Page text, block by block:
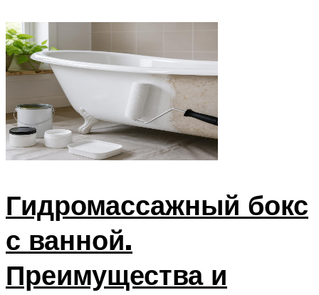
Гидромассажный бокс
с ванной.
Преимущества и